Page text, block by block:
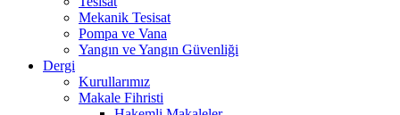
Mekanik Tesisat
Pompa ve Vana
Yangın ve Yangın Güvenliği
Dergi
Kurullarımız
Makale Fihristi